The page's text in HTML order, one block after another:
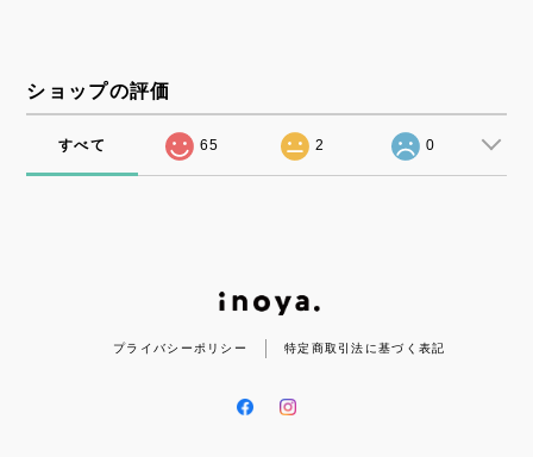
ショップの評価
すべて 65 2 0
プライバシーポリシー 特定商取引法に基づく表記